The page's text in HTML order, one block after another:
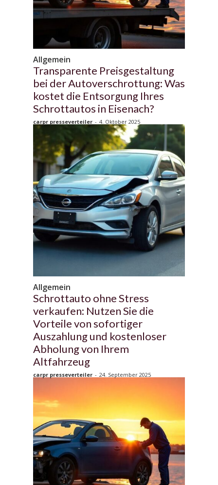
Allgemein
Transparente Preisgestaltung
bei der Autoverschrottung: Was
kostet die Entsorgung Ihres
Schrottautos in Eisenach?
carpr presseverteiler - 4. Oktober 2025
Allgemein
Schrottauto ohne Stress
verkaufen: Nutzen Sie die
Vorteile von sofortiger
Auszahlung und kostenloser
Abholung von Ihrem
Altfahrzeug
carpr presseverteiler - 24. September 2025